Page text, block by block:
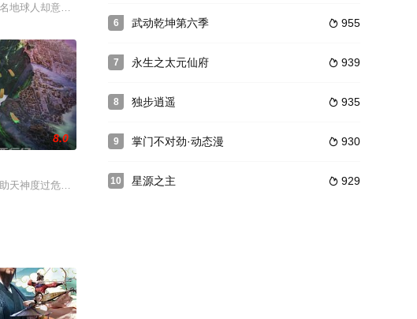
超凡能力。因被自己
3月17日完成制作工作，于2009年8月1日在
地球人却意外穿越到了修真界被女帝燕倾城抓去灵魂汲取，以夺取他的太古混沌之魂，姜
物林家大少爷身上。从
真正厨师的他，在食神伊尹的辅佐下，开始面对刀工、火
8.0
天神度过危机。西行小队离散后，沙悟净下阴界救师父;八戒在黑水镇因过失而害死人;白
6  955
武动乾坤第六季
7  939
永生之太元仙府
8  935
独步逍遥
9  930
掌门不对劲·动态漫
10  929
星源之主